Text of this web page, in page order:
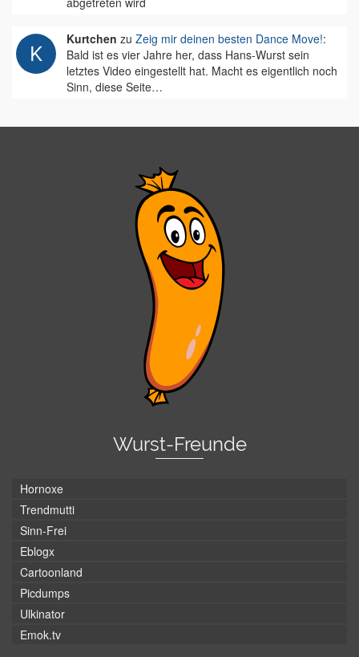
Kurtchen zu Zeig mir deinen besten Dance Move!:
Bald ist es vier Jahre her, dass Hans-Wurst sein
letztes Video eingestellt hat. Macht es eigentlich noch
Sinn, diese Seite…
Wurst-Freunde
Hornoxe
Trendmutti
Sinn-Frei
Eblogx
Cartoonland
Picdumps
Ulkinator
Emok.tv